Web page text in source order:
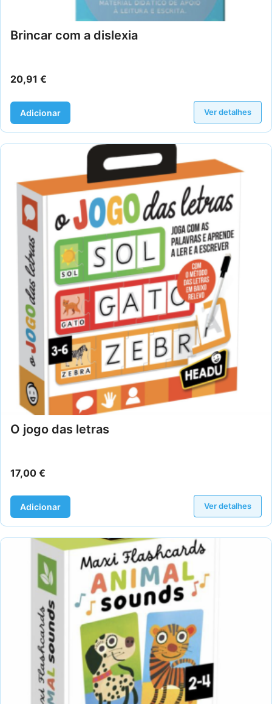
Brincar com a dislexia
20,91 €
Adicionar Ver detalhes
O jogo das letras
17,00 €
Adicionar Ver detalhes